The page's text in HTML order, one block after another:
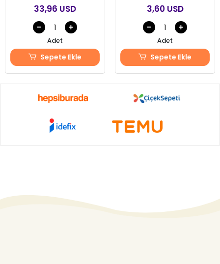
33,96 USD
Adet
Sepete Ekle
3,60 USD
Adet
Sepete Ekle